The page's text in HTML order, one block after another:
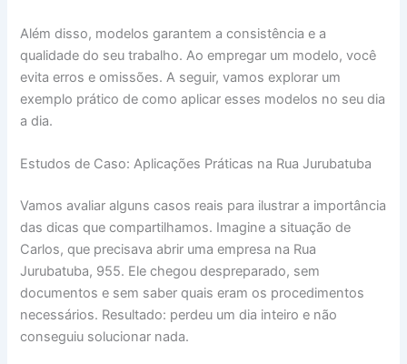
Além disso, modelos garantem a consistência e a
qualidade do seu trabalho. Ao empregar um modelo, você
evita erros e omissões. A seguir, vamos explorar um
exemplo prático de como aplicar esses modelos no seu dia
a dia.
Estudos de Caso: Aplicações Práticas na Rua Jurubatuba
Vamos avaliar alguns casos reais para ilustrar a importância
das dicas que compartilhamos. Imagine a situação de
Carlos, que precisava abrir uma empresa na Rua
Jurubatuba, 955. Ele chegou despreparado, sem
documentos e sem saber quais eram os procedimentos
necessários. Resultado: perdeu um dia inteiro e não
conseguiu solucionar nada.